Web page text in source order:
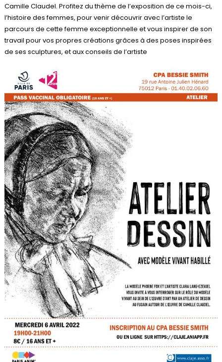
Camille Claudel. Profitez du thème de l’exposition de ce mois-ci,
l’histoire des femmes, pour venir découvrir avec l’artiste le
parcours de cette femme exceptionnelle et vous inspirer de son
travail pour vos propres créations grâces à des poses inspirées
de ses sculptures, et aux conseils de l’artiste